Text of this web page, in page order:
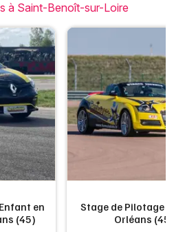
à Saint-Benoît-sur-Loire
en
(45)
Stage de Pilotage
Orléans (45)